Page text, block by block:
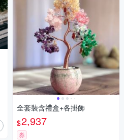
全套裝含禮盒+各掛飾
$2,937
券